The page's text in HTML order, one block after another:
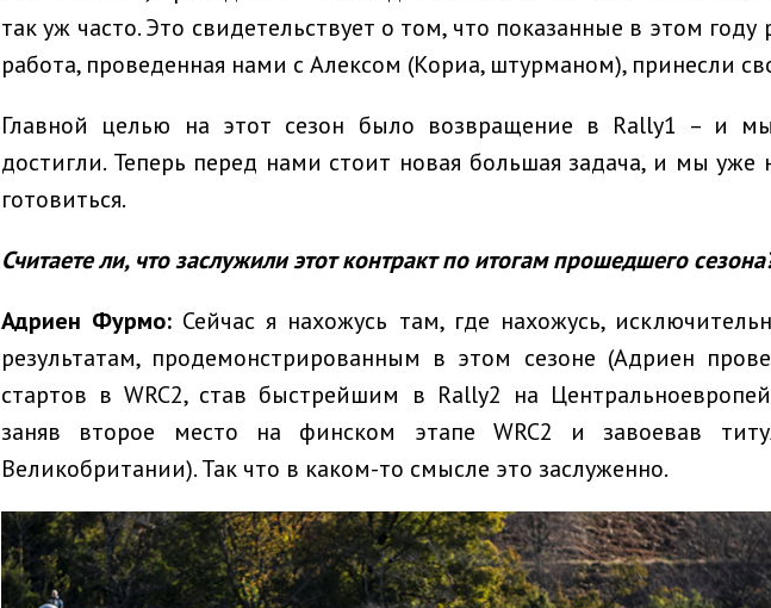
так уж часто. Это свидетельствует о том, что показанные в этом году
работа, проведенная нами с Алексом (Кориа, штурманом), принесли
Главной целью на этот сезон было возвращение в Rally1 – и
достигли. Теперь перед нами стоит новая большая задача, и мы уже
готовиться.
Считаете ли, что заслужили этот контракт по итогам прошедшего
Адриен Фурмо: Сейчас я нахожусь там, где нахожусь,
результатам, продемонстрированным в этом сезоне (Адриен
стартов в WRC2, став быстрейшим в Rally2 на
заняв второе место на финском этапе WRC2 и завоевав
Великобритании). Так что в каком-то смысле это заслуженно.